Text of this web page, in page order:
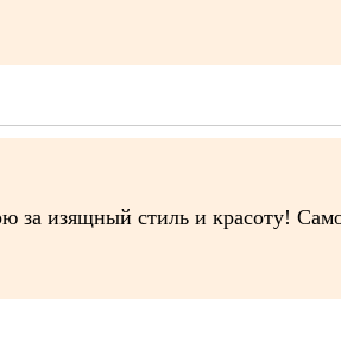
за изящный стиль и красоту!